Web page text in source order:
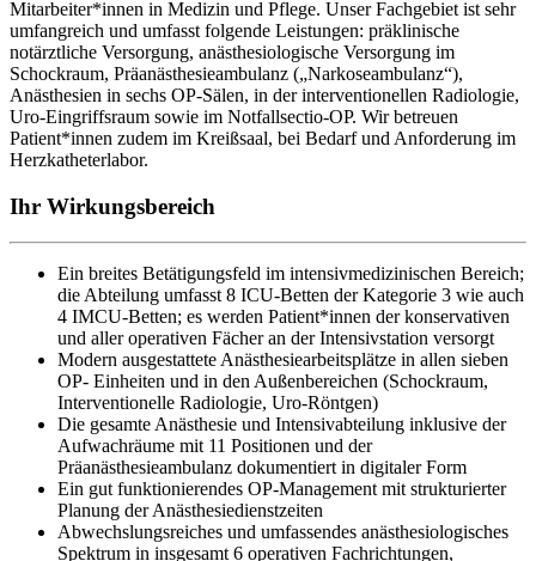
Mitar­beiter*innen in Medizin und Pflege. Unser Fachgebiet ist sehr
umfang­reich und umfasst folgende Leistungen: präklinische
notärztliche Versorgung, anästhesiologische Versorgung im
Schockraum, Präanäs­thesieambulanz („Narkoseambulanz“),
Anästhesien in sechs OP-Sälen, in der interventionellen Radiologie,
Uro-Eingriffsraum sowie im Notfall­sectio-OP. Wir betreuen
Patient*innen zudem im Kreißsaal, bei Bedarf und Anforderung im
Herzkatheterlabor.
Ihr Wirkungsbereich
Ein breites Betätigungsfeld im intensivmedizinischen Bereich;
die Ab­teilung umfasst 8 ICU-Betten der Kategorie 3 wie auch
4 IMCU-Bet­ten; es werden Patient*innen der konservativen
und aller operativen Fächer an der Intensivstation versorgt
Modern ausgestattete Anästhesiearbeitsplätze in allen sieben
OP- Einheiten und in den Außenbereichen (Schockraum,
Interventionelle Radiologie, Uro-Röntgen)
Die gesamte Anästhesie und Intensivabteilung inklusive der
Auf­wachräume mit 11 Positionen und der
Präanästhesieambulanz doku­mentiert in digitaler Form
Ein gut funktionierendes OP-Management mit strukturierter
Planung der Anästhesiedienstzeiten
Abwechslungsreiches und umfassendes anästhesiologisches
Spek­trum in insgesamt 6 operativen Fachrichtungen,